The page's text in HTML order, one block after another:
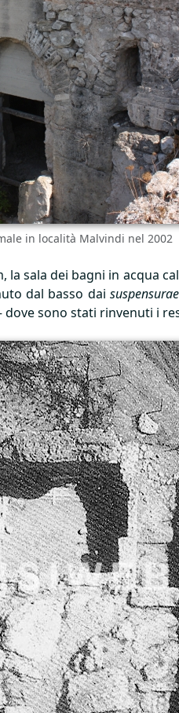
in località Malvindi nel 2002
sala dei bagni in acqua
dal basso dai suspensurae
sono stati rinvenuti i